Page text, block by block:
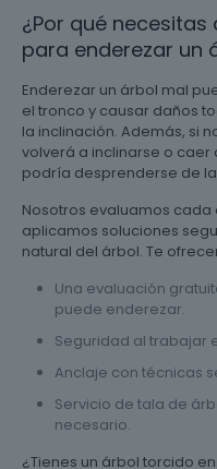
¿Por qué
para enderezar un
Enderezar un árbol mal
el tronco y causar daños
la inclinación. Además, si
volverá a inclinarse o caer
podría desprenderse de
Nosotros evaluamos
aplicamos soluciones
natural del árbol. Te
Una evaluación
puede enderezar.
Seguridad al trabajar
Anclaje con técnicas
Servicio de tala de
necesario.
¿Tienes un árbol torcido